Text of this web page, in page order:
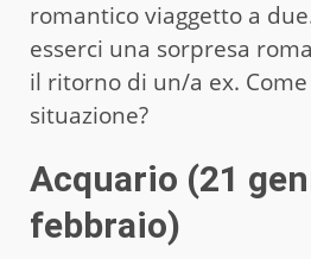
romantico viaggetto a
esserci una sorpresa
il ritorno di un/a ex.
situazione?
Acquario (21
febbraio)